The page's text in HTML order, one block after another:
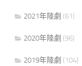
2021年陸劇 (61)
2020年陸劇 (96)
2019年陸劇 (104)